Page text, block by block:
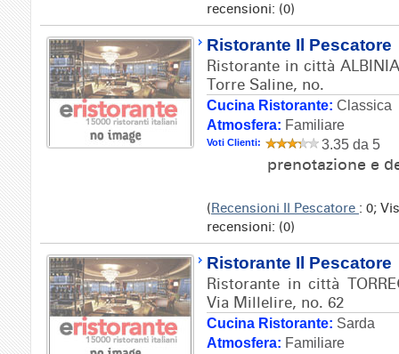
recensioni: (0)
Ristorante Il Pescatore
Ristorante in città
Torre Saline, no.
Cucina Ristorante: Classica
Atmosfera: Familiare
Voti Clienti: 3.35 da 5
prenotazione e
(Recensioni Il Pescatore : 0;
recensioni: (0)
Ristorante Il Pescatore
Ristorante in città
Via Millelire, no. 62
Cucina Ristorante: Sarda
Atmosfera: Familiare